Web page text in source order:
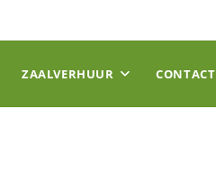
ZAALVERHUUR CONTACT